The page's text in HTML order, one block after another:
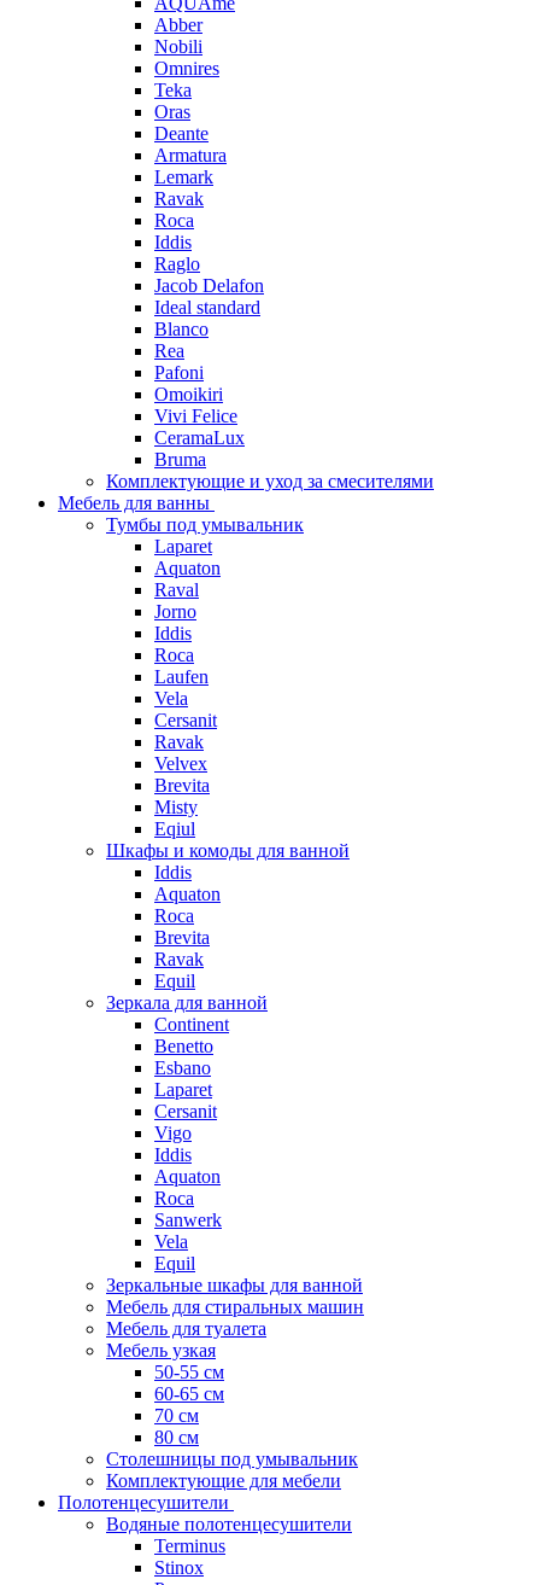
Abber
Nobili
Omnires
Teka
Oras
Deante
Armatura
Lemark
Ravak
Roca
Iddis
Raglo
Jacob Delafon
Ideal standard
Blanco
Rea
Pafoni
Omoikiri
Vivi Felice
CeramaLux
Bruma
Комплектующие и уход за смесителями
Мебель для ванны
Тумбы под умывальник
Laparet
Aquaton
Raval
Jorno
Iddis
Roca
Laufen
Vela
Cersanit
Ravak
Velvex
Brevita
Misty
Eqiul
Шкафы и комоды для ванной
Iddis
Aquaton
Roca
Brevita
Ravak
Equil
Зеркала для ванной
Continent
Benetto
Esbano
Laparet
Cersanit
Vigo
Iddis
Aquaton
Roca
Sanwerk
Vela
Equil
Зеркальные шкафы для ванной
Мебель для стиральных машин
Мебель для туалета
Мебель узкая
50-55 см
60-65 см
70 см
80 см
Столешницы под умывальник
Комплектующие для мебели
Полотенцесушители
Водяные полотенцесушители
Terminus
Stinox